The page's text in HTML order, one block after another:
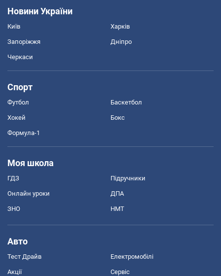
Новини України
Київ Харків
Запоріжжя Дніпро
Черкаси
Спорт
Футбол Баскетбол
Хокей Бокс
Формула-1
Моя школа
ГДЗ Підручники
Онлайн уроки ДПА
ЗНО НМТ
Авто
Тест Драйв Електромобілі
Акції Сервіс